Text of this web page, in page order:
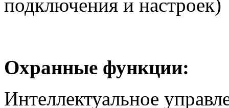
подключения и настроек)
Охранные функции:
Интеллектуальное